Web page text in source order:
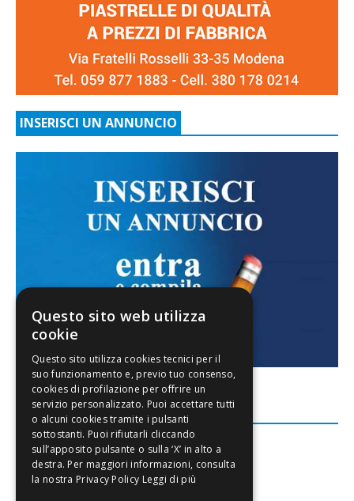
INSERISCI UN ANNUNCIO
FACEBOOK
Questo sito web utilizza
cookie
Leggi di più